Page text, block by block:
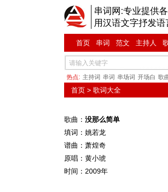
串词网:专业提供
用汉语文字抒发语
首页 串词 范文 主持人
热点: 主持词 串词 串场词 开场白 歌
首页> 歌词大全
歌曲： 没那么简单
填词：姚若龙
谱曲：萧煌奇
原唱：黄小琥
时间：2009年